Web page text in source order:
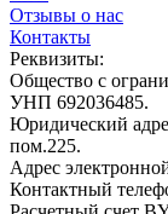
Отзывы о нас
Контакты
Реквизиты:
Общество с
УНП 692036485​.
Юридический
пом.225.
Адрес
Контактный